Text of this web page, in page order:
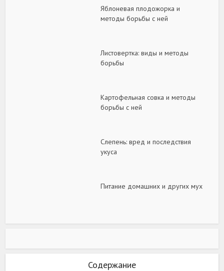
Яблоневая плодожорка и
методы борьбы с ней
Листовертка: виды и методы
борьбы
Картофельная совка и методы
борьбы с ней
Слепень: вред и последствия
укуса
Питание домашних и других мух
Содержание